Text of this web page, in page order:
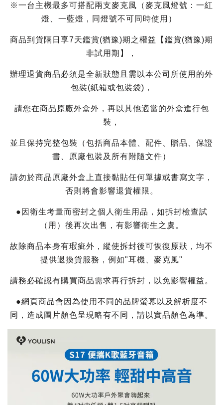
※一台主機最多可搭配兩支麥克風（麥克風燈號：一紅
燈、一藍燈，同燈號不可同時使用）
商品到貨隔日享7天鑑賞(猶豫)期之權益【鑑賞(猶豫)期
非試用期】，
辦理退貨商品必須是全新狀態且需以本公司所使用的外
包裝(紙箱或包裝袋)，
請您在商品原廠外盒外，再以其他適當的外盒進行包
裝，
並且保持完整包裝（包括商品本體、配件、贈品、保證
書、原廠包裝及所有附隨文件）
請勿於商品原廠外盒上直接黏貼任何單據或書寫文字，
否則將會影響退貨權限。
●因衛生考量而密封之個人衛生用品，如拆封檢查試
（用）後再次出售，有影響衛生之虞。
故除商品本身有瑕疵外，縱使拆封後可恢復原狀，均不
提供退換貨服務，例如"耳機、麥克風"
請務必確認有購買商品需求再行拆封，以免影響權益。
●網頁商品會因為使用不同的品牌螢幕以及解析度不
同，造成圖片顏色呈現略有不同，請以實品顏色為準。